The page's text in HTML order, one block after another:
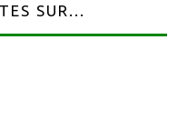
SUR...